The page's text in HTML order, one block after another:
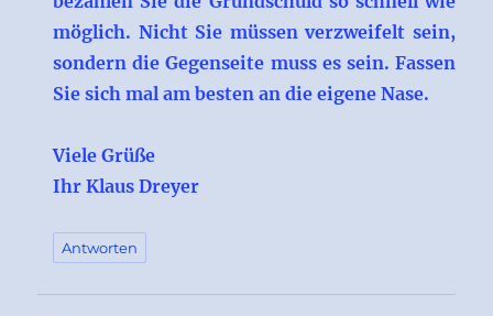
möglich. Nicht Sie müssen verzweifelt sein,
sondern die Gegenseite muss es sein. Fassen
Sie sich mal am besten an die eigene Nase.
Viele Grüße
Ihr Klaus Dreyer
Antworten